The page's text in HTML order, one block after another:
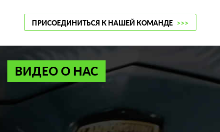
ПРИСОЕДИНИТЬСЯ К НАШЕЙ КОМАНДЕ >>>
ВИДЕО О НАС